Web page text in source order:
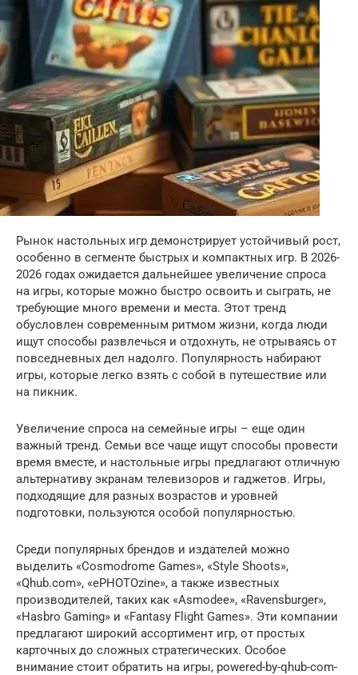
Рынок настольных игр демонстрирует устойчивый рост,
особенно в сегменте быстрых и компактных игр. В 2026-
2026 годах ожидается дальнейшее увеличение спроса
на игры, которые можно быстро освоить и сыграть, не
требующие много времени и места. Этот тренд
обусловлен современным ритмом жизни, когда люди
ищут способы развлечься и отдохнуть, не отрываясь от
повседневных дел надолго. Популярность набирают
игры, которые легко взять с собой в путешествие или
на пикник.
Увеличение спроса на семейные игры – еще один
важный тренд. Семьи все чаще ищут способы провести
время вместе, и настольные игры предлагают отличную
альтернативу экранам телевизоров и гаджетов. Игры,
подходящие для разных возрастов и уровней
подготовки, пользуются особой популярностью.
Среди популярных брендов и издателей можно
выделить «Cosmodrome Games», «Style Shoots»,
«Qhub.com», «ePHOTOzine», а также известных
производителей, таких как «Asmodee», «Ravensburger»,
«Hasbro Gaming» и «Fantasy Flight Games». Эти компании
предлагают широкий ассортимент игр, от простых
карточных до сложных стратегических. Особое
внимание стоит обратить на игры, powered-by-qhub-com-